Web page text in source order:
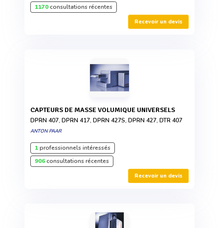
1170consultations récentes
Recevoir un devis
CAPTEURS DE MASSE VOLUMIQUE UNIVERSELS
DPRN 407, DPRN 417, DPRN 427S, DPRN 427, DTR 407
ANTON PAAR
1professionnels intéressés
906consultations récentes
Recevoir un devis